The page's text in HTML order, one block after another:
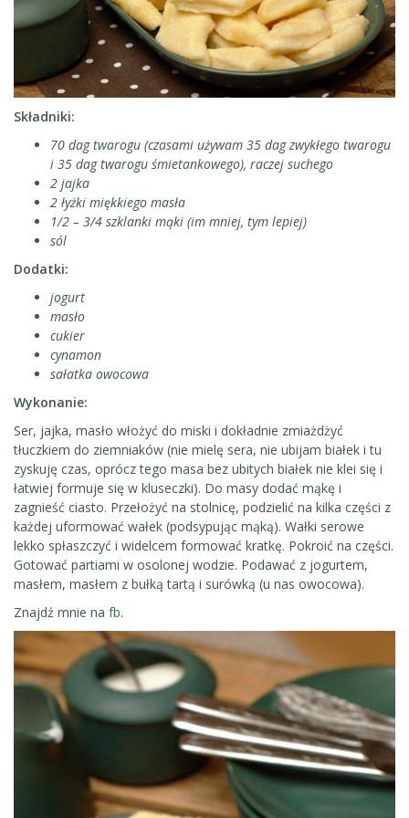
Składniki:
70 dag twarogu (czasami używam 35 dag zwykłego twarogu
i 35 dag twarogu śmietankowego), raczej suchego
2 jajka
2 łyżki miękkiego masła
1/2 – 3/4 szklanki mąki (im mniej, tym lepiej)
sól
Dodatki:
jogurt
masło
cukier
cynamon
sałatka owocowa
Wykonanie:
Ser, jajka, masło włożyć do miski i dokładnie zmiażdżyć
tłuczkiem do ziemniaków (nie mielę sera, nie ubijam białek i tu
zyskuję czas, oprócz tego masa bez ubitych białek nie klei się i
łatwiej formuje się w kluseczki). Do masy dodać mąkę i
zagnieść ciasto. Przełożyć na stolnicę, podzielić na kilka części z
każdej uformować wałek (podsypując mąką). Wałki serowe
lekko spłaszczyć i widelcem formować kratkę. Pokroić na części.
Gotować partiami w osolonej wodzie. Podawać z jogurtem,
masłem, masłem z bułką tartą i surówką (u nas owocowa).
Znajdź mnie na fb.